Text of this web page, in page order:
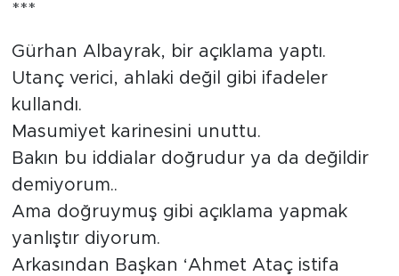
***
Gürhan Albayrak, bir açıklama yaptı.
Utanç verici, ahlaki değil gibi ifadeler
kullandı.
Masumiyet karinesini unuttu.
Bakın bu iddialar doğrudur ya da değildir
demiyorum..
Ama doğruymuş gibi açıklama yapmak
yanlıştır diyorum.
Arkasından Başkan ‘Ahmet Ataç istifa